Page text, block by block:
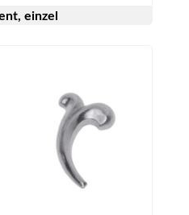
einzel